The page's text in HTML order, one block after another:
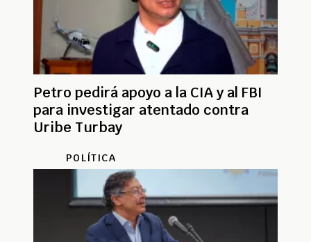
Petro pedirá apoyo a la CIA y al FBI
para investigar atentado contra
Uribe Turbay
POLÍTICA